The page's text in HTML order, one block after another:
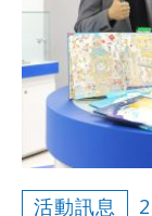
活動訊息